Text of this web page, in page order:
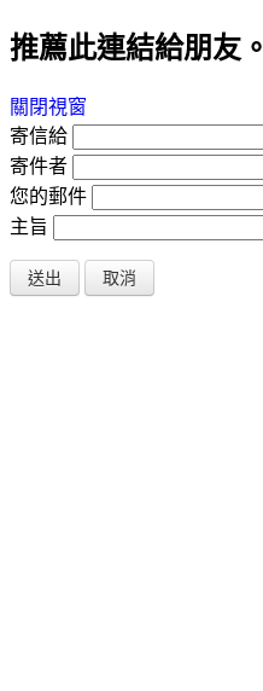
推薦此連結給朋友。
關閉視窗
寄信給
寄件者
您的郵件
主旨
送出 取消